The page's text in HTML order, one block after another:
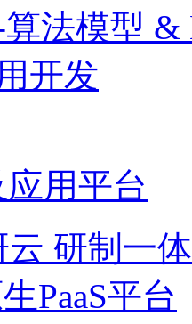
法模型 &
开发
用平台
云 研制一
PaaS平台